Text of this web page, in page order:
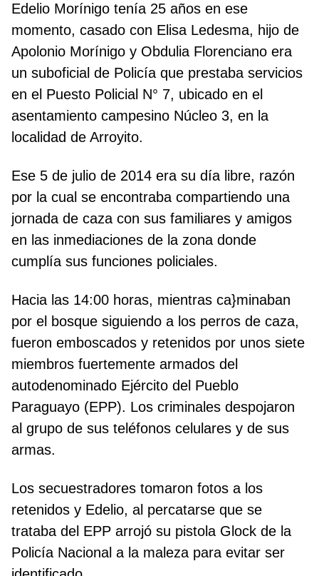
Edelio Morínigo tenía 25 años en ese
momento, casado con Elisa Ledesma, hijo de
Apolonio Morínigo y Obdulia Florenciano era
un suboficial de Policía que prestaba servicios
en el Puesto Policial N° 7, ubicado en el
asentamiento campesino Núcleo 3, en la
localidad de Arroyito.
Ese 5 de julio de 2014 era su día libre, razón
por la cual se encontraba compartiendo una
jornada de caza con sus familiares y amigos
en las inmediaciones de la zona donde
cumplía sus funciones policiales.
Hacia las 14:00 horas, mientras ca}minaban
por el bosque siguiendo a los perros de caza,
fueron emboscados y retenidos por unos siete
miembros fuertemente armados del
autodenominado Ejército del Pueblo
Paraguayo (EPP). Los criminales despojaron
al grupo de sus teléfonos celulares y de sus
armas.
Los secuestradores tomaron fotos a los
retenidos y Edelio, al percatarse que se
trataba del EPP arrojó su pistola Glock de la
Policía Nacional a la maleza para evitar ser